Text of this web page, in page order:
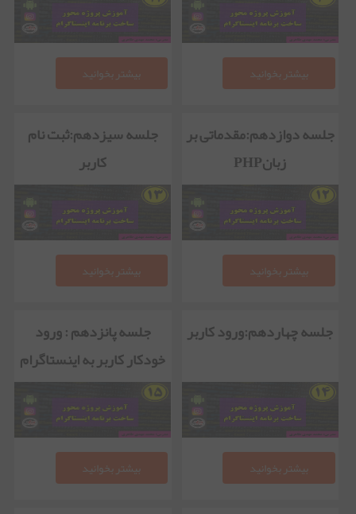
بیشتر بخوانید بیشتر بخوانید
جلسه دوازدهم:مقدماتی بر
زبانPHP
بیشتر بخوانید
جلسه سیزدهم:ثبت نام
کاربر
بیشتر بخوانید
جلسه چهاردهم:ورود کاربر
بیشتر بخوانید
جلسه پانزدهم : ورود
خودکار کاربر به اینستاگرام
بیشتر بخوانید